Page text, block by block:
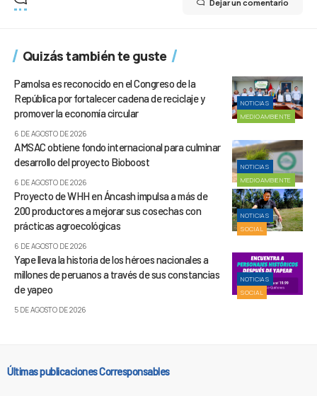
Dejar un comentario
Quizás también te guste
NOTICIAS
MEDIOAMBIENTE
Pamolsa es reconocido en el Congreso de la
República por fortalecer cadena de reciclaje y
promover la economía circular
6 DE AGOSTO DE 2026
NOTICIAS
MEDIOAMBIENTE
AMSAC obtiene fondo internacional para culminar
desarrollo del proyecto Bioboost
6 DE AGOSTO DE 2026
NOTICIAS
SOCIAL
Proyecto de WHH en Áncash impulsa a más de
200 productores a mejorar sus cosechas con
prácticas agroecológicas
6 DE AGOSTO DE 2026
NOTICIAS
SOCIAL
Yape lleva la historia de los héroes nacionales a
millones de peruanos a través de sus constancias
de yapeo
5 DE AGOSTO DE 2026
Últimas publicaciones Corresponsables